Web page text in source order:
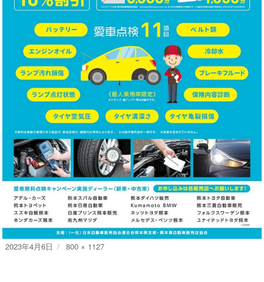
投
2023年4月6日
フ
800 × 1127